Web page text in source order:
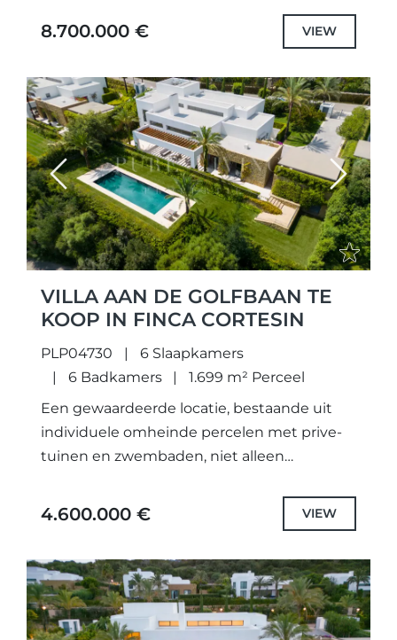
ontworpen unieke projecten met de
hoogste kwaliteit specificaties en...
8.700.000 € VIEW
Previous Next
VILLA AAN DE GOLFBAAN TE
KOOP IN FINCA CORTESIN
PLP04730
6 Slaapkamers
6 Badkamers
1.699 m² Perceel
Een gewaardeerde locatie, bestaande uit
individuele omheinde percelen met prive-
tuinen en zwembaden, niet alleen
geselecteerd de hoogste kwaliteit
specificaties en fittingen, maar ook elke
4.600.000 € VIEW